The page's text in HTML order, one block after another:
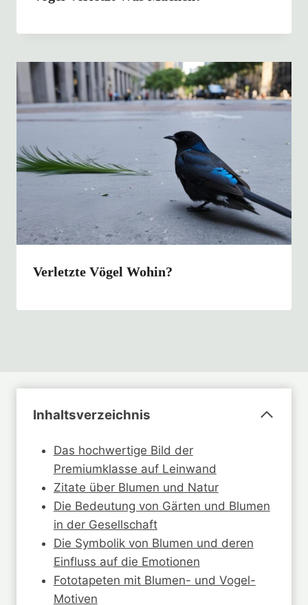
Verletzte Vögel Wohin?
Inhaltsverzeichnis
Das hochwertige Bild der
Premiumklasse auf Leinwand
Zitate über Blumen und Natur
Die Bedeutung von Gärten und Blumen
in der Gesellschaft
Die Symbolik von Blumen und deren
Einfluss auf die Emotionen
Fototapeten mit Blumen- und Vogel-
Motiven